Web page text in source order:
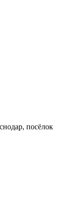
посёлок